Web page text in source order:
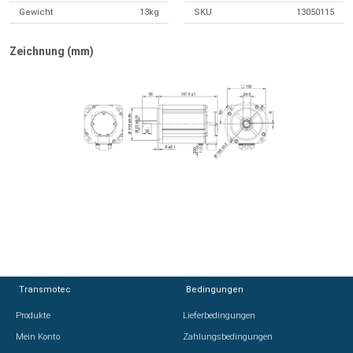
Gewicht 13kg SKU 13050115
Zeichnung (mm)
Transmotec
Produkte
Mein Konto
Bedingungen
Lieferbedingungen
Zahlungsbedingungen
Transmotec
Produkte
Mein Konto
Bedingungen
Lieferbedingungen
Zahlungsbedingungen